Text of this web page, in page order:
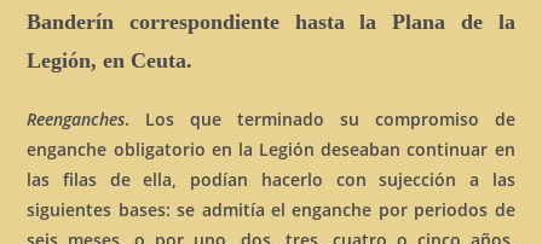
Banderín correspondiente hasta la Plana de la
Legión, en Ceuta.
Reenganches. Los que terminado su compromiso de
enganche obligatorio en la Legión deseaban continuar en
las filas de ella, podían hacerlo con sujección a las
siguientes bases: se admitía el enganche por periodos de